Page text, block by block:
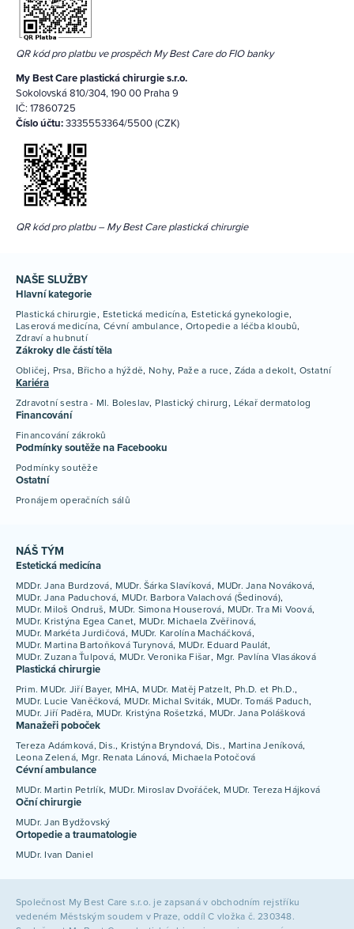
QR kód pro platbu ve prospěch My Best Care do FIO banky
My Best Care plastická chirurgie s.r.o.
Sokolovská 810/304, 190 00 Praha 9
IČ: 17860725
Číslo účtu:3335553364/5500 (CZK)
QR kód pro platbu – My Best Care plastická chirurgie
NAŠE SLUŽBY
Hlavní kategorie
Plastická chirurgie Estetická medicína Estetická gynekologie
Laserová medicína Cévní ambulance Ortopedie a léčba kloubů
Zdraví a hubnutí
Zákroky dle částí těla
Obličej Prsa Břicho a hýždě Nohy Paže a ruce Záda a dekolt Ostatní
Kariéra
Zdravotní sestra - Ml. Boleslav Plastický chirurg Lékař dermatolog
Financování
Financování zákroků
Podmínky soutěže na Facebooku
Podmínky soutěže
Ostatní
Pronájem operačních sálů
NÁŠ TÝM
Estetická medicína
MDDr. Jana Burdzová MUDr. Šárka Slavíková MUDr. Jana Nováková
MUDr. Jana Paduchová MUDr. Barbora Valachová (Šedinová)
MUDr. Miloš Ondruš MUDr. Simona Houserová MUDr. Tra Mi Voová
MUDr. Kristýna Egea Canet MUDr. Michaela Zvěřinová
MUDr. Markéta Jurdičová MUDr. Karolína Macháčková
MUDr. Martina Bartoňková Turynová MUDr. Eduard Paulát
MUDr. Zuzana Ťulpová MUDr. Veronika Fišar Mgr. Pavlína Vlasáková
Plastická chirurgie
Prim. MUDr. Jiří Bayer, MHA MUDr. Matěj Patzelt, Ph.D. et Ph.D.
MUDr. Lucie Vaněčková MUDr. Michal Sviták MUDr. Tomáš Paduch
MUDr. Jiří Paděra MUDr. Kristýna Rošetzká MUDr. Jana Polášková
Manažeři poboček
Tereza Adámková, Dis. Kristýna Bryndová, Dis. Martina Jeníková
Leona Zelená Mgr. Renata Lánová Michaela Potočová
Cévní ambulance
MUDr. Martin Petrlík MUDr. Miroslav Dvořáček MUDr. Tereza Hájková
Oční chirurgie
MUDr. Jan Bydžovský
Ortopedie a traumatologie
MUDr. Ivan Daniel
Společnost My Best Care s.r.o. je zapsaná v obchodním rejstříku
vedeném Městským soudem v Praze, oddíl C vložka č. 230348.